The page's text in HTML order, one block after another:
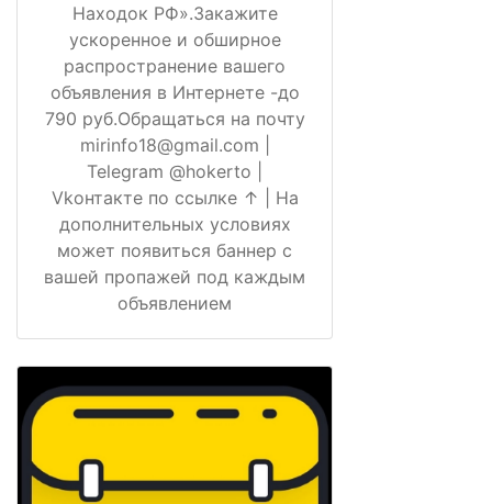
Находок РФ».Закажите
ускоренное и обширное
распространение вашего
объявления в Интернете -до
790 руб.Обращаться на почту
mirinfo18@gmail.com |
Telegram @hokerto |
Vkонтакте по ссылке ↑ | На
дополнительных условиях
может появиться баннер с
вашей пропажей под каждым
объявлением